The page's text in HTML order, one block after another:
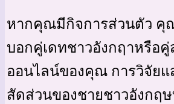
หากคุณมีกิจการส่วนตัว คุ
บอกคู่เดทชาวอังกฤาหรือ
ออนไลน์ของคุณ การวิจัยแ
สัดส่วนของชายชาวอังกฤ